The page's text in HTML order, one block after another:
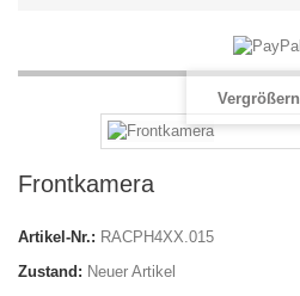
Vergrößern
Frontkamera
Artikel-Nr.: RACPH4XX.015
Zustand: Neuer Artikel